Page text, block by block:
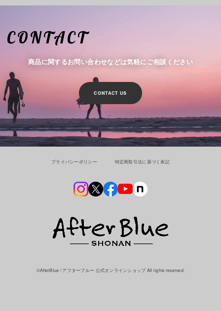
CONTACT
商品に関するお問い合わせなどは気軽にご相談ください
CONTACT US
プライバシーポリシー 特定商取引法に基づく表記
©︎AfterBlue / アフターブルー 公式オンラインショップ All rights reserved.